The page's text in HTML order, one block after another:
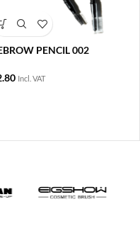
PENCIL 002
Incl. VAT